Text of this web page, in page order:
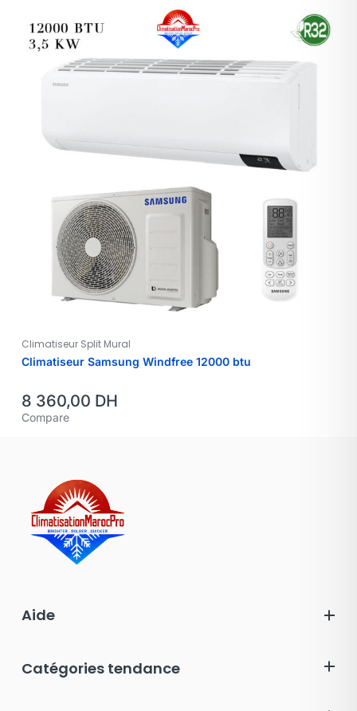
Climatiseur Split Mural
Climatiseur Samsung Windfree 12000 btu
8 360,00 DH
Compare
Aide
Catégories tendance